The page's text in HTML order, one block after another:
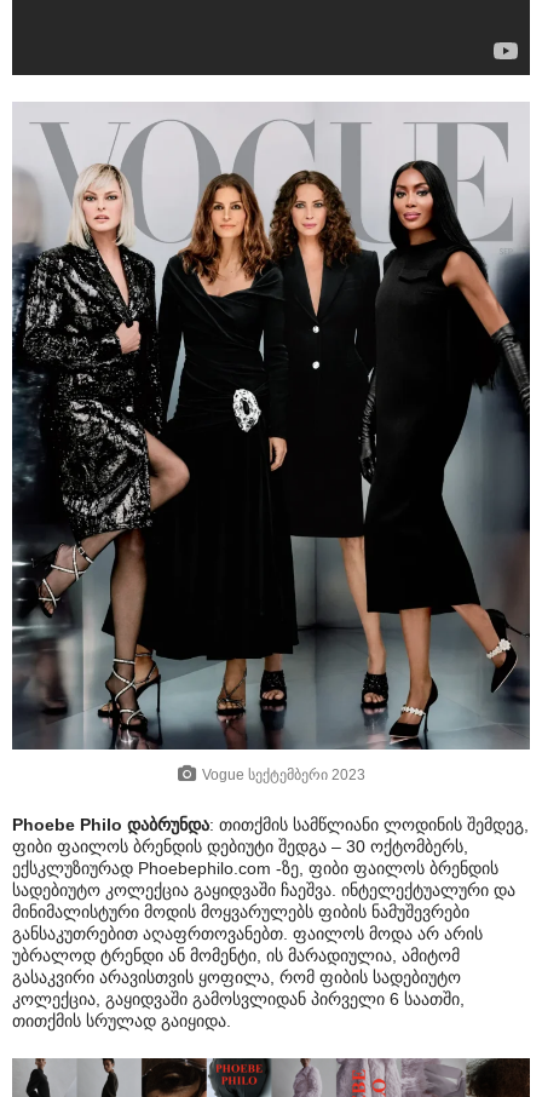
Vogue სექტემბერი 2023
Phoebe Philo დაბრუნდა: თითქმის სამწლიანი ლოდინის შემდეგ,
ფიბი ფაილოს ბრენდის დებიუტი შედგა – 30 ოქტომბერს,
ექსკლუზიურად Phoebephilo.com -ზე, ფიბი ფაილოს ბრენდის
სადებიუტო კოლექცია გაყიდვაში ჩაეშვა. ინტელექტუალური და
მინიმალისტური მოდის მოყვარულებს ფიბის ნამუშევრები
განსაკუთრებით აღაფრთოვანებთ. ფაილოს მოდა არ არის
უბრალოდ ტრენდი ან მომენტი, ის მარადიულია, ამიტომ
გასაკვირი არავისთვის ყოფილა, რომ ფიბის სადებიუტო
კოლექცია, გაყიდვაში გამოსვლიდან პირველი 6 საათში,
თითქმის სრულად გაიყიდა.